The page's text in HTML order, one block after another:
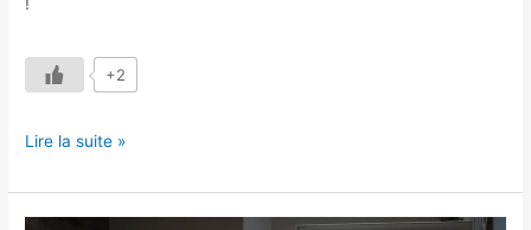
+2
Lire la suite »